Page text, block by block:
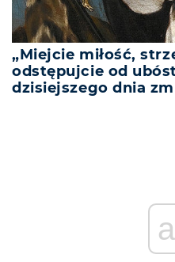
„Miejcie miłość,
odstępujcie od
dzisiejszego dnia